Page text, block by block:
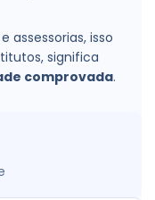
assessorias, isso
significa
comprovada.